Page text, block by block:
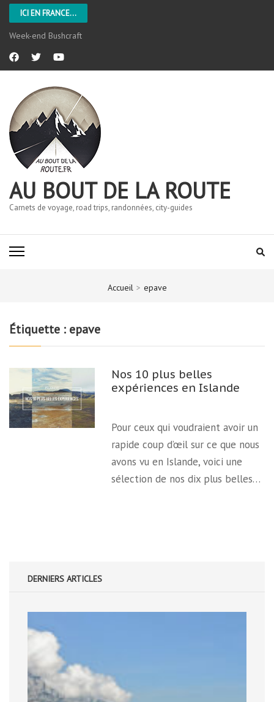
ICI EN FRANCE...
Week-end Bushcraft
AU BOUT DE LA ROUTE
Carnets de voyage, road trips, randonnées, city-guides
Accueil > epave
Étiquette : epave
Nos 10 plus belles
expériences en Islande
Pour ceux qui voudraient avoir un
rapide coup d’œil sur ce que nous
avons vu en Islande, voici une
sélection de nos dix plus belles…
DERNIERS ARTICLES